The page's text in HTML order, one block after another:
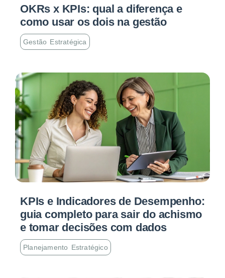
OKRs x KPIs: qual a diferença e
como usar os dois na gestão
Gestão Estratégica
KPIs e Indicadores de Desempenho:
guia completo para sair do achismo
e tomar decisões com dados
Planejamento Estratégico